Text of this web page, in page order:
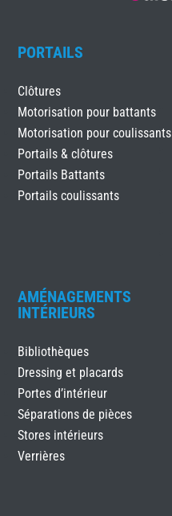
PORTAILS
Clôtures
Motorisation pour battants
Motorisation pour coulissants
Portails & clôtures
Portails Battants
Portails coulissants
AMÉNAGEMENTS
INTÉRIEURS
Bibliothèques
Dressing et placards
Portes d’intérieur
Séparations de pièces
Stores intérieurs
Verrières